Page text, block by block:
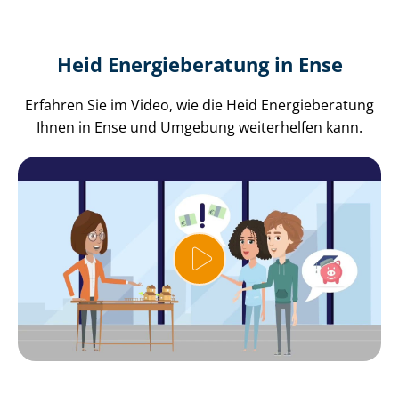
Heid Energieberatung in Ense
Erfahren Sie im Video, wie die Heid Energieberatung
Ihnen in Ense und Umgebung weiterhelfen kann.